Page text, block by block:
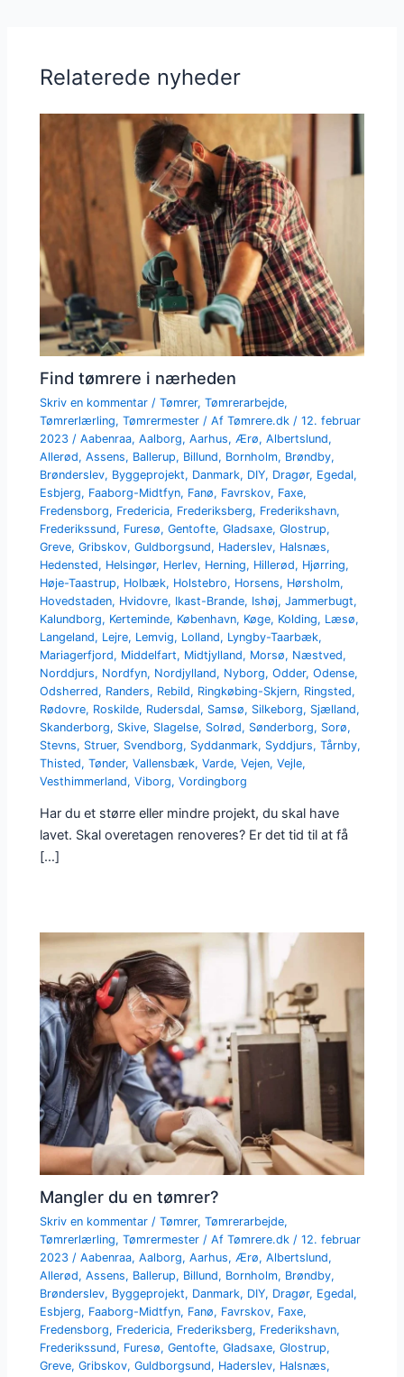
Relaterede nyheder
Find tømrere i nærheden
Skriv en kommentar /Tømrer,Tømrerarbejde,
Tømrerlærling,Tømrermester / AfTømrere.dk /12. februar
2023 /Aabenraa,Aalborg,Aarhus, Ærø,Albertslund,
Allerød,Assens, Ballerup, Billund, Bornholm, Brøndby,
Brønderslev, Byggeprojekt, Danmark, DIY, Dragør, Egedal,
Esbjerg, Faaborg-Midtfyn, Fanø, Favrskov, Faxe,
Fredensborg, Fredericia, Frederiksberg, Frederikshavn,
Frederikssund, Furesø,Gentofte,Gladsaxe,Glostrup,
Greve,Gribskov,Guldborgsund, Haderslev, Halsnæs,
Hedensted, Helsingør, Herlev, Herning, Hillerød, Hjørring,
Høje-Taastrup, Holbæk, Holstebro, Horsens, Hørsholm,
Hovedstaden, Hvidovre, Ikast-Brande, Ishøj,Jammerbugt,
Kalundborg, Kerteminde, København, Køge, Kolding, Læsø,
Langeland, Lejre, Lemvig, Lolland, Lyngby-Taarbæk,
Mariagerfjord, Middelfart, Midtjylland, Morsø, Næstved,
Norddjurs, Nordfyn, Nordjylland, Nyborg,Odder,Odense,
Odsherred, Randers, Rebild, Ringkøbing-Skjern, Ringsted,
Rødovre, Roskilde, Rudersdal, Samsø, Silkeborg, Sjælland,
Skanderborg, Skive, Slagelse, Solrød, Sønderborg, Sorø,
Stevns, Struer, Svendborg, Syddanmark, Syddjurs,Tårnby,
Thisted,Tønder,Vallensbæk,Varde,Vejen,Vejle,
Vesthimmerland,Viborg,Vordingborg
Har du et større eller mindre projekt, du skal have
lavet. Skal overetagen renoveres? Er det tid til at få
[…]
Mangler du en tømrer?
Skriv en kommentar /Tømrer,Tømrerarbejde,
Tømrerlærling,Tømrermester / AfTømrere.dk/12. februar
2023/Aabenraa,Aalborg,Aarhus,Ærø,Albertslund,
Allerød,Assens, Ballerup, Billund, Bornholm, Brøndby,
Brønderslev, Byggeprojekt, Danmark, DIY, Dragør, Egedal,
Esbjerg, Faaborg-Midtfyn, Fanø, Favrskov, Faxe,
Fredensborg, Fredericia, Frederiksberg, Frederikshavn,
Frederikssund, Furesø,Gentofte,Gladsaxe,Glostrup,
Greve,Gribskov,Guldborgsund, Haderslev, Halsnæs,